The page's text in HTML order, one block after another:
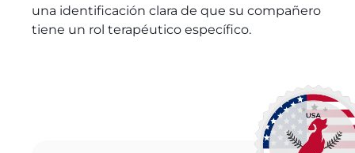
una identificación clara de que su compañero
tiene un rol terapéutico específico.